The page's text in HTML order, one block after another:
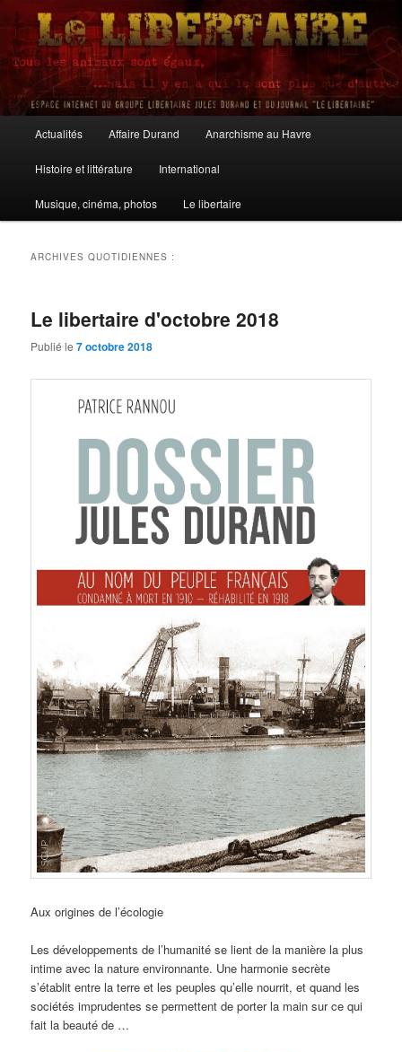
Aller
contenu
principal
Aller
contenu
secondaire
Le Libertaire
principal
Actualités Affaire Durand Anarchisme au Havre
Histoire et littérature International
Musique, cinéma, photos Le libertaire
ARCHIVES QUOTIDIENNES :
Le libertaire d'octobre 2018
Publié le7 octobre 2018
Aux origines de l’écologie
Les développements de l’humanité se lient de la manière la plus
intime avec la nature environnante. Une harmonie secrète
s’établit entre la terre et les peuples qu’elle nourrit, et quand les
sociétés imprudentes se permettent de porter la main sur ce qui
fait la beauté de …